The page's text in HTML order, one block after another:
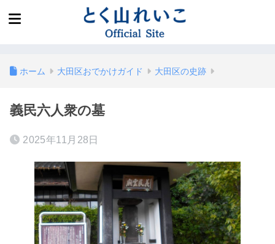
ホーム 大田区おでかけガイド 大田区の史跡
義民六人衆の墓
2025年11月28日